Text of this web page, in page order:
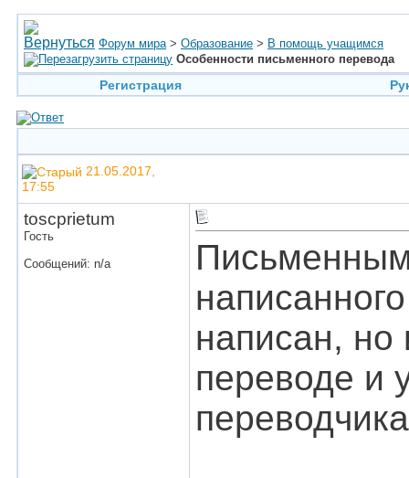
Форум мира > Образование > В помощь учащимся
Особенности письменного перевода
Регистрация
21.05.2017,
17:55
toscprietum
Гость
Сообщений: n/a
написан, но
переводе и